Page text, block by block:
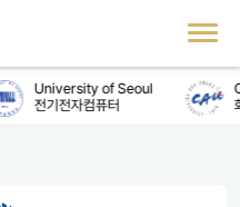
University of Seoul
전기전자컴퓨터